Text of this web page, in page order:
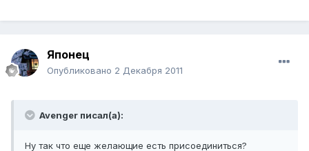
Японец
Опубликовано 2 Декабря 2011
Avenger писал(а):
Ну так что еще желающие есть присоединиться?